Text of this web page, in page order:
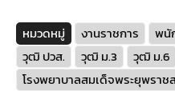
หมวดหมู่ งานราชการ
พนั
วุฒิ ปวส.
วุฒิ ม.3 วุฒิ ม.6
โรงพยาบาลสมเด็จพระยุพราช